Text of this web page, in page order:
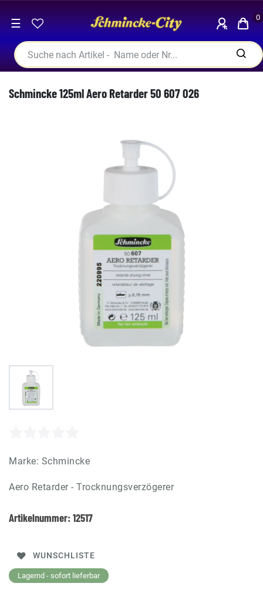
☰ 0
Schmincke 125ml Aero Retarder 50 607 026
Marke: Schmincke
Aero Retarder - Trocknungsverzögerer
Artikelnummer: 12517
WUNSCHLISTE
Lagernd - sofort lieferbar